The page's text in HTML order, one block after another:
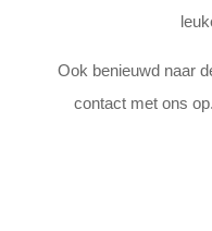
Ook benieuwd naar
contact met ons